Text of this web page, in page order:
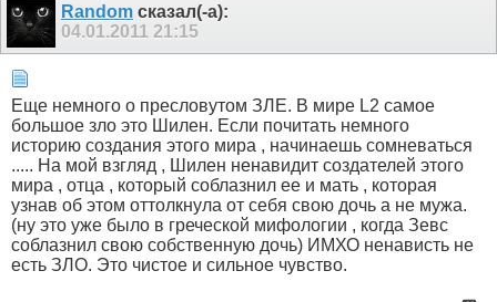
Random сказал(-а):
04.01.2011 21:15
Еще немного о пресловутом ЗЛЕ. В мире L2 самое
большое зло это Шилен. Если почитать немного
историю создания этого мира , начинаешь сомневаться
..... На мой взгляд , Шилен ненавидит создателей этого
мира , отца , который соблазнил ее и мать , которая
узнав об этом оттолкнула от себя свою дочь а не мужа.
(ну это уже было в греческой мифологии , когда Зевс
соблазнил свою собственную дочь) ИМХО ненависть не
есть ЗЛО. Это чистое и сильное чувство.